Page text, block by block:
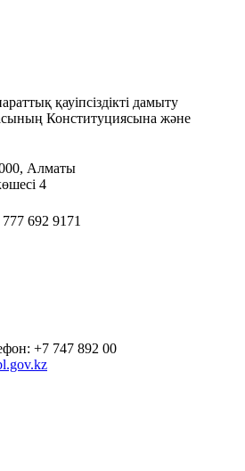
қауіпсіздікті дамыту
Конституциясына және
Алматы
4
+7 747 892 00